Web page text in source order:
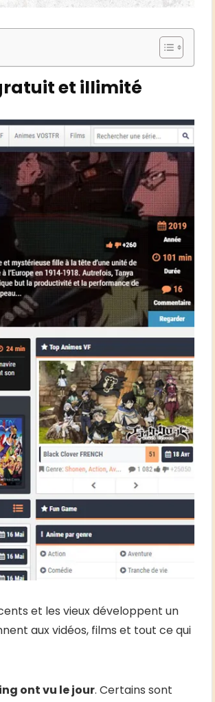
et illimité
et les vieux développent un
aux vidéos, films et tout ce qui
ont vu le jour. Certains sont